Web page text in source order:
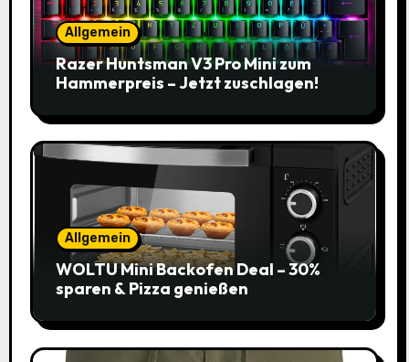
Allgemein
Razer Huntsman V3 Pro Mini zum
Hammerpreis – Jetzt zuschlagen!
Allgemein
WOLTU Mini Backofen Deal – 30%
sparen & Pizza genießen